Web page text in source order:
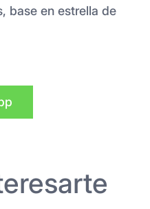
base en estrella de